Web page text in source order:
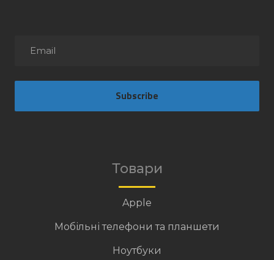
Subscribe
Товари
Apple
Мобільні телефони та планшети
Ноутбуки